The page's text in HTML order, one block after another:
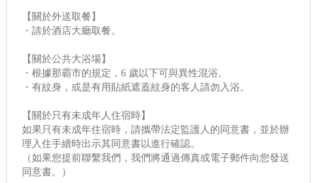
【關於外送取餐】
・請於酒店大廳取餐。
【關於公共大浴場】
・根據那霸市的規定，6 歲以下可與異性混浴。
・有紋身，或是有用貼紙遮蓋紋身的客人請勿入浴。
【關於只有未成年人住宿時】
如果只有未成年住宿時，請攜帶法定監護人的同意書，並於辦
理入住手續時出示其同意書以進行確認。
（如果您提前聯繫我們，我們將通過傳真或電子郵件向您發送
同意書。）